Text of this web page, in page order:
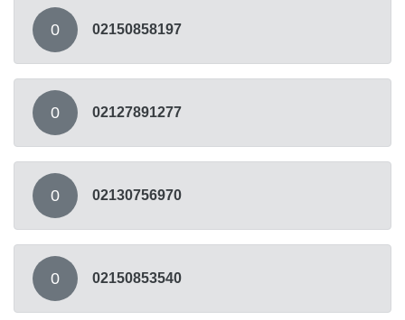
0 02150858197
0 02127891277
0 02130756970
0 02150853540